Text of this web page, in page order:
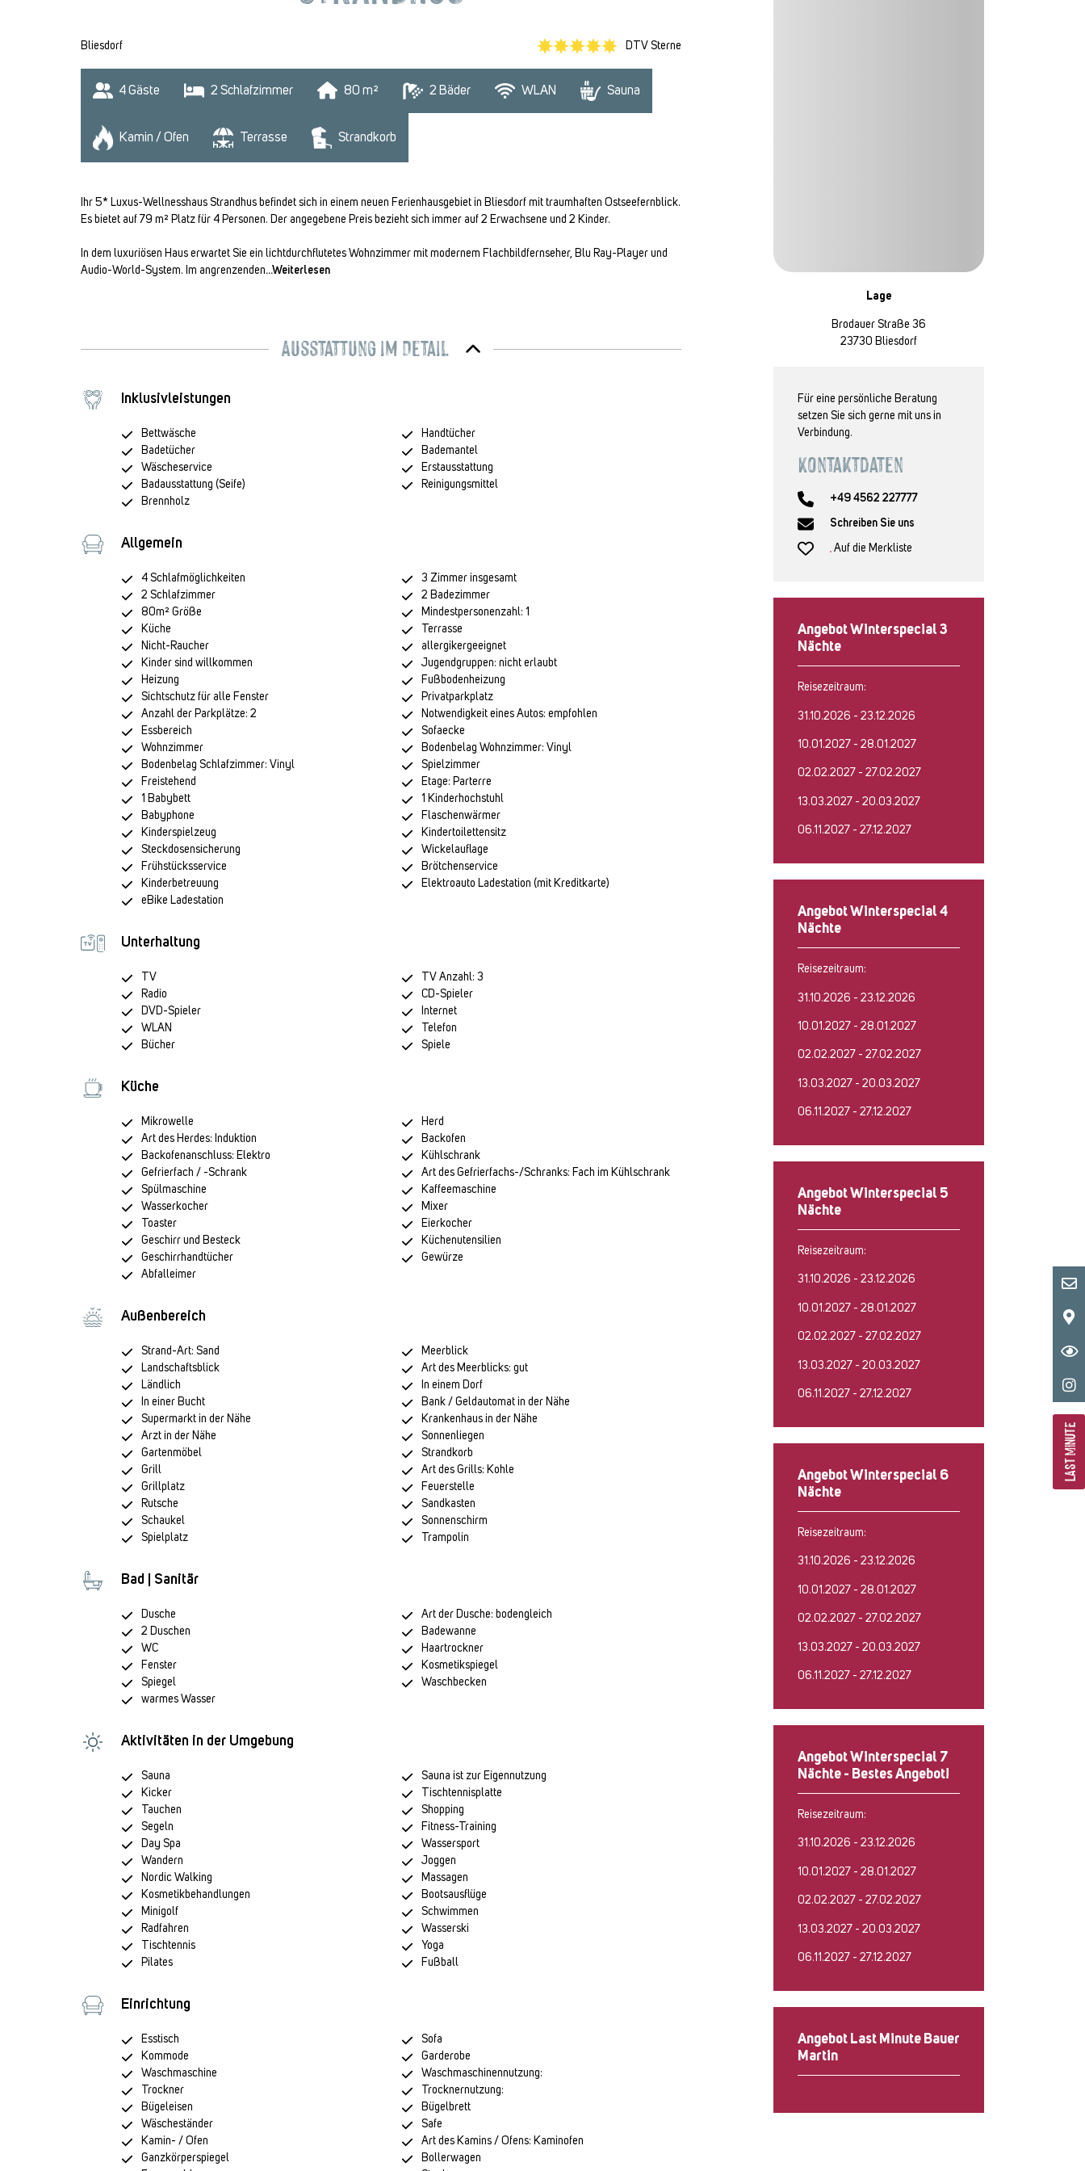
Bliesdorf DTV Sterne
Lage
Brodauer Straße 36
23730 Bliesdorf
Für eine persönliche Beratung
setzen Sie sich gerne mit uns in
Verbindung.
Kontaktdaten
+49 4562 227777
Schreiben Sie uns
Auf die Merkliste
Angebot Winterspecial 3
Nächte
Reisezeitraum:
31.10.2026 - 23.12.2026
10.01.2027 - 28.01.2027
02.02.2027 - 27.02.2027
13.03.2027 - 20.03.2027
06.11.2027 - 27.12.2027
Angebot Winterspecial 4
Nächte
Reisezeitraum:
31.10.2026 - 23.12.2026
10.01.2027 - 28.01.2027
02.02.2027 - 27.02.2027
13.03.2027 - 20.03.2027
06.11.2027 - 27.12.2027
Angebot Winterspecial 5
Nächte
Reisezeitraum:
31.10.2026 - 23.12.2026
10.01.2027 - 28.01.2027
02.02.2027 - 27.02.2027
13.03.2027 - 20.03.2027
06.11.2027 - 27.12.2027
Angebot Winterspecial 6
Nächte
Reisezeitraum:
31.10.2026 - 23.12.2026
10.01.2027 - 28.01.2027
02.02.2027 - 27.02.2027
13.03.2027 - 20.03.2027
06.11.2027 - 27.12.2027
Angebot Winterspecial 7
Nächte - Bestes Angebot!
Reisezeitraum:
31.10.2026 - 23.12.2026
10.01.2027 - 28.01.2027
02.02.2027 - 27.02.2027
13.03.2027 - 20.03.2027
06.11.2027 - 27.12.2027
Angebot Last Minute Bauer
Martin
4 Gäste 2 Schlafzimmer 80 m² 2 Bäder WLAN Sauna
Kamin / Ofen Terrasse Strandkorb
Ihr 5* Luxus-Wellnesshaus Strandhus befindet sich in einem neuen Ferienhausgebiet in Bliesdorf mit traumhaften Ostseefernblick.
Es bietet auf 79 m² Platz für 4 Personen. Der angegebene Preis bezieht sich immer auf 2 Erwachsene und 2 Kinder.
In dem luxuriösen Haus erwartet Sie ein lichtdurchflutetes Wohnzimmer mit modernem Flachbildfernseher, Blu Ray-Player und
Audio-World-System. Im angrenzenden...Weiterlesen
Ausstattung im Detail
Inklusivleistungen
Bettwäsche
Handtücher
Badetücher
Bademantel
Wäscheservice
Erstausstattung
Badausstattung (Seife)
Reinigungsmittel
Brennholz
Allgemein
4 Schlafmöglichkeiten
3 Zimmer insgesamt
2 Schlafzimmer
2 Badezimmer
80m² Größe
Mindestpersonenzahl: 1
Küche
Terrasse
Nicht-Raucher
allergikergeeignet
Kinder sind willkommen
Jugendgruppen: nicht erlaubt
Heizung
Fußbodenheizung
Sichtschutz für alle Fenster
Privatparkplatz
Anzahl der Parkplätze: 2
Notwendigkeit eines Autos: empfohlen
Essbereich
Sofaecke
Wohnzimmer
Bodenbelag Wohnzimmer: Vinyl
Bodenbelag Schlafzimmer: Vinyl
Spielzimmer
Freistehend
Etage: Parterre
1 Babybett
1 Kinderhochstuhl
Babyphone
Flaschenwärmer
Kinderspielzeug
Kindertoilettensitz
Steckdosensicherung
Wickelauflage
Frühstücksservice
Brötchenservice
Kinderbetreuung
Elektroauto Ladestation (mit Kreditkarte)
eBike Ladestation
Unterhaltung
TV
TV Anzahl: 3
Radio
CD-Spieler
DVD-Spieler
Internet
WLAN
Telefon
Bücher
Spiele
Küche
Mikrowelle
Herd
Art des Herdes: Induktion
Backofen
Backofenanschluss: Elektro
Kühlschrank
Gefrierfach / -Schrank
Art des Gefrierfachs-/Schranks: Fach im Kühlschrank
Spülmaschine
Kaffeemaschine
Wasserkocher
Mixer
Toaster
Eierkocher
Geschirr und Besteck
Küchenutensilien
Geschirrhandtücher
Gewürze
Abfalleimer
Außenbereich
Strand-Art: Sand
Meerblick
Landschaftsblick
Art des Meerblicks: gut
Ländlich
In einem Dorf
In einer Bucht
Bank / Geldautomat in der Nähe
Supermarkt in der Nähe
Krankenhaus in der Nähe
Arzt in der Nähe
Sonnenliegen
Gartenmöbel
Strandkorb
Grill
Art des Grills: Kohle
Grillplatz
Feuerstelle
Rutsche
Sandkasten
Schaukel
Sonnenschirm
Spielplatz
Trampolin
Bad | Sanitär
Dusche
Art der Dusche: bodengleich
2 Duschen
Badewanne
WC
Haartrockner
Fenster
Kosmetikspiegel
Spiegel
Waschbecken
warmes Wasser
Aktivitäten in der Umgebung
Sauna
Sauna ist zur Eigennutzung
Kicker
Tischtennisplatte
Tauchen
Shopping
Segeln
Fitness-Training
Day Spa
Wassersport
Wandern
Joggen
Nordic Walking
Massagen
Kosmetikbehandlungen
Bootsausflüge
Minigolf
Schwimmen
Radfahren
Wasserski
Tischtennis
Yoga
Pilates
Fußball
Einrichtung
Esstisch
Sofa
Kommode
Garderobe
Waschmaschine
Waschmaschinennutzung:
Trockner
Trocknernutzung:
Bügeleisen
Bügelbrett
Wäscheständer
Safe
Kamin- / Ofen
Art des Kamins / Ofens: Kaminofen
Ganzkörperspiegel
Bollerwagen
LAST MINUTE